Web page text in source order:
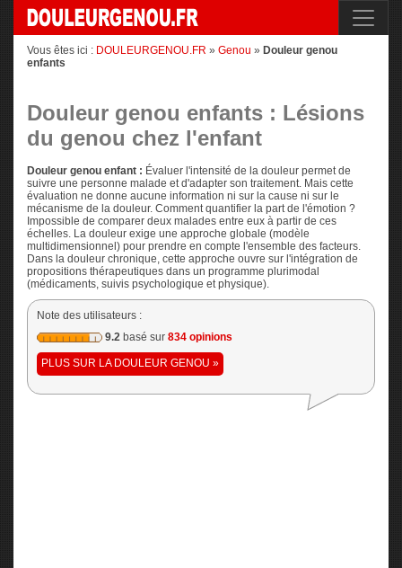
Vous êtes ici : DOULEURGENOU.FR » Genou » Douleur genou
enfants
Douleur genou enfants : Lésions
du genou chez l'enfant
Douleur genou enfant : Évaluer l'intensité de la douleur permet de
suivre une personne malade et d'adapter son traitement. Mais cette
évaluation ne donne aucune information ni sur la cause ni sur le
mécanisme de la douleur. Comment quantifier la part de l'émotion ?
Impossible de comparer deux malades entre eux à partir de ces
échelles. La douleur exige une approche globale (modèle
multidimensionnel) pour prendre en compte l'ensemble des facteurs.
Dans la douleur chronique, cette approche ouvre sur l'intégration de
propositions thérapeutiques dans un programme plurimodal
(médicaments, suivis psychologique et physique).
Note des utilisateurs :
9.2 basé sur 834 opinions
PLUS SUR LA DOULEUR GENOU »